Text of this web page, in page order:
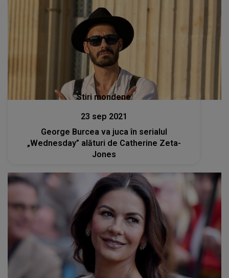
Stiri mondene
23 sep 2021
George Burcea va juca în serialul
„Wednesday” alături de Catherine Zeta-
Jones